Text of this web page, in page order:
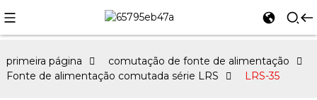
primeira página
comutação de fonte de alimentação
Fonte de alimentação comutada série LRS
LRS-35